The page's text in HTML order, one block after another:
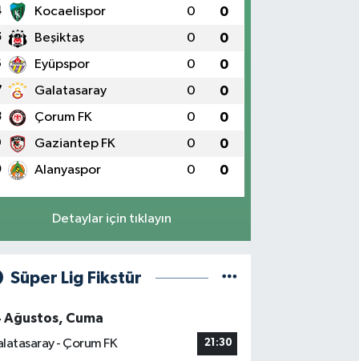
Kocaelispor 0 0
Beşiktaş 0 0
Eyüpspor 0 0
Galatasaray 0 0
Çorum FK 0 0
Gaziantep FK 0 0
Alanyaspor 0 0
Detaylar için tıklayın
Süper Lig Fikstür
Ağustos, Cuma
- Çorum FK
21:30